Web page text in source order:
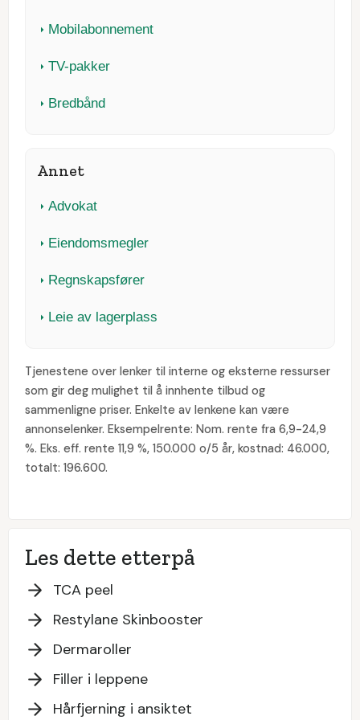
Mobilabonnement
TV-pakker
Bredbånd
Annet
Advokat
Eiendomsmegler
Regnskapsfører
Leie av lagerplass
Tjenestene over lenker til interne og eksterne ressurser
som gir deg mulighet til å innhente tilbud og
sammenligne priser. Enkelte av lenkene kan være
annonselenker. Eksempelrente: Nom. rente fra 6,9-24,9
%. Eks. eff. rente 11,9 %, 150.000 o/5 år, kostnad: 46.000,
totalt: 196.600.
Les dette etterpå
TCA peel
Restylane Skinbooster
Dermaroller
Filler i leppene
Hårfjerning i ansiktet